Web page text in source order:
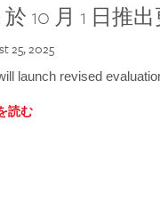
於 10 月 1 日推
25, 2025
launch revised
読む